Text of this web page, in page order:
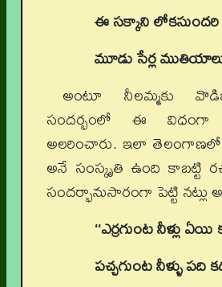
ఈ సక్కాని లోకసుందరి
మూడు సేర్ల
అంటూ నీలమ్మకు
సందర్భంలో ఈ
అలరించారు. ఇలా
అనే సంస్కృతి ఉంది కాబట్టి
సందర్భానుసారంగా పెట్టి నట్లు
‘‘ఎర్రగుంట నీళ్లు
పచ్చగుంట నీళ్ళు పది